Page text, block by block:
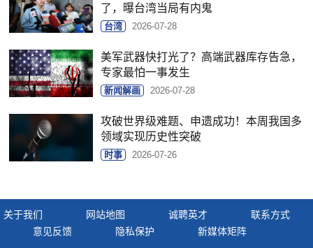
了，曝台湾当局有内鬼
台湾 2026-07-28
美军武器快打光了？高端武器库存告急，
专家最怕一事发生
新闻解画 2026-07-28
攻破世界级难题、申遗成功！本周我国多
领域实现历史性突破
时事 2026-07-26
关于我们 网站地图 诚聘英才
联系方式
意见反馈
隐私保护 新媒体矩阵